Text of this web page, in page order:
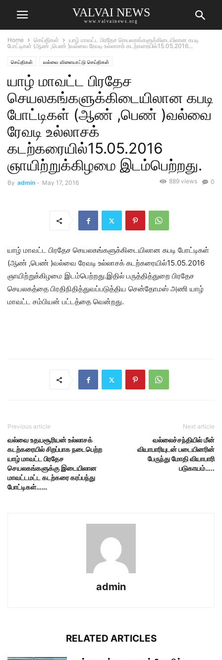
VALVAI NEWS
www.valvainews.org
Home செய்திகள்
யாழ் மாவட்ட பிரதேச செயலகங்களுக்கிடையிலான கபடி
போட்டிகள் (ஆண் ,பெண் )வல்வை ரேவடி உல்லாசக் கடற்கரையில்15.05.2016...
செய்திகள் வல்வை விளையாட்டு செய்திகள்
யாழ் மாவட்ட பிரதேச
செயலகங்களுக்கிடையிலான கபடி
போட்டிகள் (ஆண் ,பெண் )வல்வை
ரேவடி உல்லாசக்
கடற்கரையில்15.05.2016
ஞாயிற்றுக்கிழமை இடம்பெற்றது.
By admin - May 17, 2016 0
889 views
யாழ் மாவட்ட பிரதேச செயலகங்களுக்கிடையிலான கபடி போட்டிகள்
(ஆண் ,பெண் )வல்வை ரேவடி உல்லாசக் கடற்கரையில்15.05.2016
ஞாயிற்றுக்கிழமை இடம்பெற்றது.இதில் பருத்தித்துறை பிரதேச
செயலகத்தை பிரதிநிதித்துவப்படுத்திய சென்தோமஸ் அணி யாழ்
மாவட்ட சம்பியன் பட்டத்தை வென்றது.
Previous article
வல்வை உதயசூரியன் உல்லாசக்
கடற்கரையில் சிறப்பாக நடைபெற்ற
யாழ் மாவட்ட பிரதேச
செயலகங்களுக்கு இடையிலான
மாவட்டமட்ட கடற்கரை கரப்பந்து
போட்டிகள்……
Next article
வல்லைச்சந்தியில் மீன்
வியாபாரியுடன் படையினரின்
பேருந்து மோதி வியாபாரி
படுகாயம்…..
admin
RELATED ARTICLES